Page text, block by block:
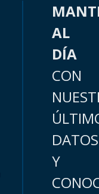
AL
DÍA
CON
DATOS
Y